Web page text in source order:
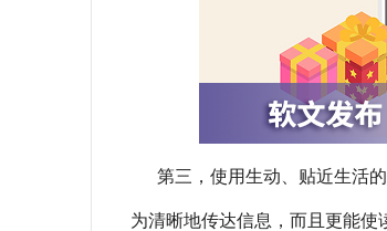
第三，使用生动、贴近生活
为清晰地传达信息，而且更能使